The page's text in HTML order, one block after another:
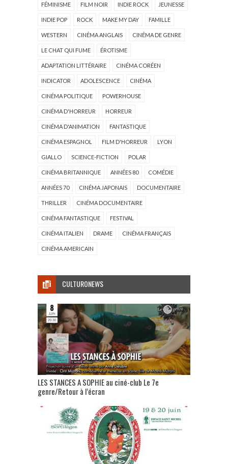
FÉMINISME FILM NOIR INDIE ROCK JEUNESSE
INDIE POP ROCK MAKE MY DAY FAMILLE
WESTERN CINÉMA ANGLAIS CINÉMA DE GENRE
LE CHAT QUI FUME ÉROTISME
ADAPTATION LITTÉRAIRE CINÉMA CORÉEN
INDICATOR ADOLESCENCE CINÉMA
CINÉMA POLITIQUE POWERHOUSE
CINÉMA D'HORREUR HORREUR
CINÉMA D'ANIMATION FANTASTIQUE
CINÉMA ESPAGNOL FILM D'HORREUR LYON
GIALLO SCIENCE-FICTION POLAR
CINÉMA BRITANNIQUE ANNÉES 80 COMÉDIE
ANNÉES 70 CINÉMA JAPONAIS DOCUMENTAIRE
THRILLER CINÉMA DOCUMENTAIRE
CINÉMA FANTASTIQUE FESTIVAL
CINÉMA ITALIEN DRAME CINÉMA FRANÇAIS
CINÉMA AMERICAIN
CULTURONEWS
LES STANCES A SOPHIE au ciné-club Le 7e
genre/Retour à l’écran